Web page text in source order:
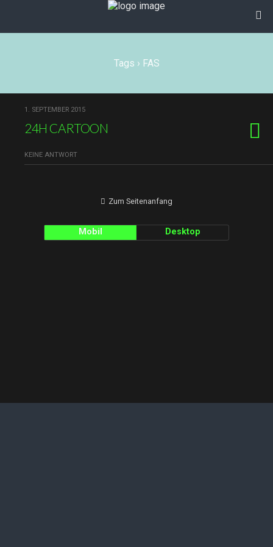
Tags › FAS
1. SEPTEMBER 2015
24H CARTOON
KEINE ANTWORT
Zum Seitenanfang
Mobil Desktop